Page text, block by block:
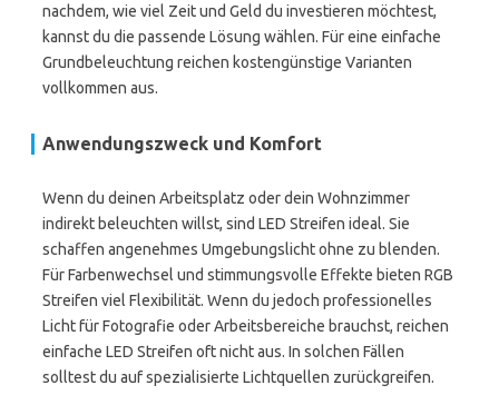
nachdem, wie viel Zeit und Geld du investieren möchtest,
kannst du die passende Lösung wählen. Für eine einfache
Grundbeleuchtung reichen kostengünstige Varianten
vollkommen aus.
Anwendungszweck und Komfort
Wenn du deinen Arbeitsplatz oder dein Wohnzimmer
indirekt beleuchten willst, sind LED Streifen ideal. Sie
schaffen angenehmes Umgebungslicht ohne zu blenden.
Für Farbenwechsel und stimmungsvolle Effekte bieten RGB
Streifen viel Flexibilität. Wenn du jedoch professionelles
Licht für Fotografie oder Arbeitsbereiche brauchst, reichen
einfache LED Streifen oft nicht aus. In solchen Fällen
solltest du auf spezialisierte Lichtquellen zurückgreifen.